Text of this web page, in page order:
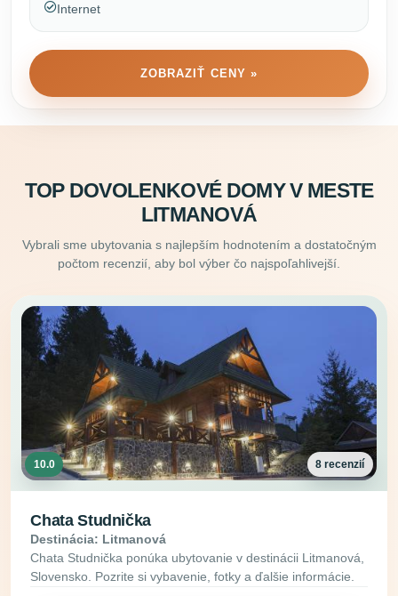
Internet
ZOBRAZIŤ CENY »
TOP DOVOLENKOVÉ DOMY V MESTE
LITMANOVÁ
Vybrali sme ubytovania s najlepším hodnotením a dostatočným
počtom recenzií, aby bol výber čo najspoľahlivejší.
10.0 8 recenzií
Chata Studnička
Destinácia: Litmanová
Chata Studnička ponúka ubytovanie v destinácii Litmanová,
Slovensko. Pozrite si vybavenie, fotky a ďalšie informácie.